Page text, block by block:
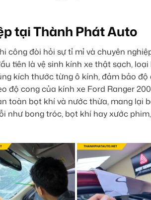
tại Thành Phát Auto
công đòi hỏi sự tỉ mỉ và chuyên
tiên là vệ sinh kính xe thật sạch, loại
kích thước từng ô kính, đảm bảo
độ cong của kính xe Ford Ranger
toàn bọt khí và nước thừa, mang lại
như bong tróc, bọt khí hay xước